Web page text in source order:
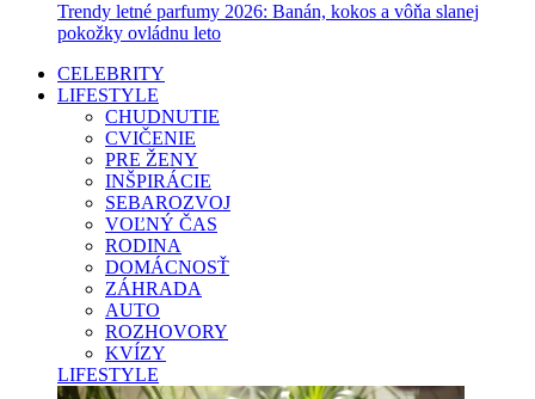
Trendy letné parfumy 2026: Banán, kokos a vôňa slanej
pokožky ovládnu leto
CELEBRITY
LIFESTYLE
CHUDNUTIE
CVIČENIE
PRE ŽENY
INŠPIRÁCIE
SEBAROZVOJ
VOĽNÝ ČAS
RODINA
DOMÁCNOSŤ
ZÁHRADA
AUTO
ROZHOVORY
KVÍZY
LIFESTYLE